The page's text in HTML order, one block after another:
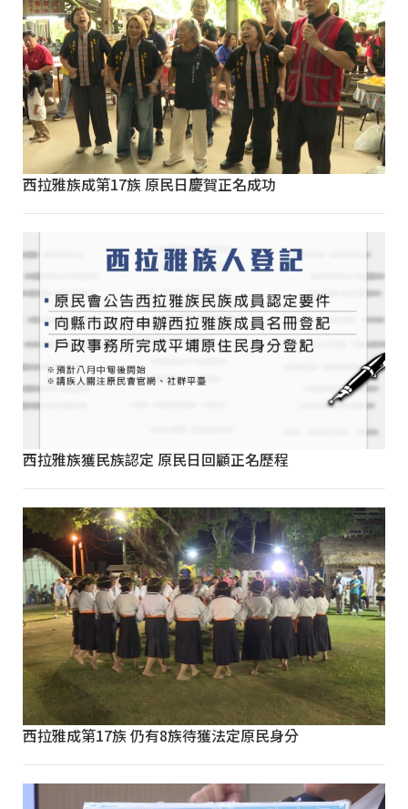
西拉雅族成第17族 原民日慶賀正名成功
西拉雅族獲民族認定 原民日回顧正名歷程
西拉雅成第17族 仍有8族待獲法定原民身分